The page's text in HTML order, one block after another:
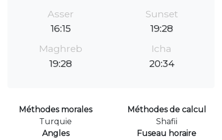
Asser
16:15
Sunset
19:28
Maghreb
19:28
Icha
20:34
Méthodes morales
Turquie
Méthodes de calcul
Shafii
Angles
Fuseau horaire